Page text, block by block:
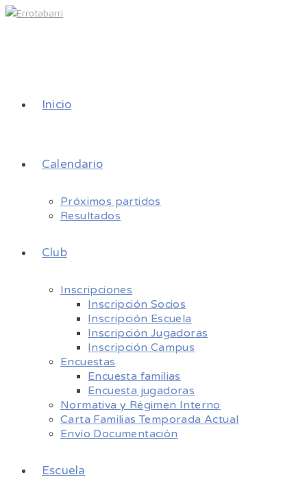
Inicio
Calendario
Próximos partidos
Resultados
Club
Inscripciones
Inscripción Socios
Inscripción Escuela
Inscripción Jugadoras
Inscripción Campus
Encuestas
Encuesta familias
Encuesta jugadoras
Normativa y Régimen Interno
Carta Familias Temporada Actual
Envío Documentación
Escuela